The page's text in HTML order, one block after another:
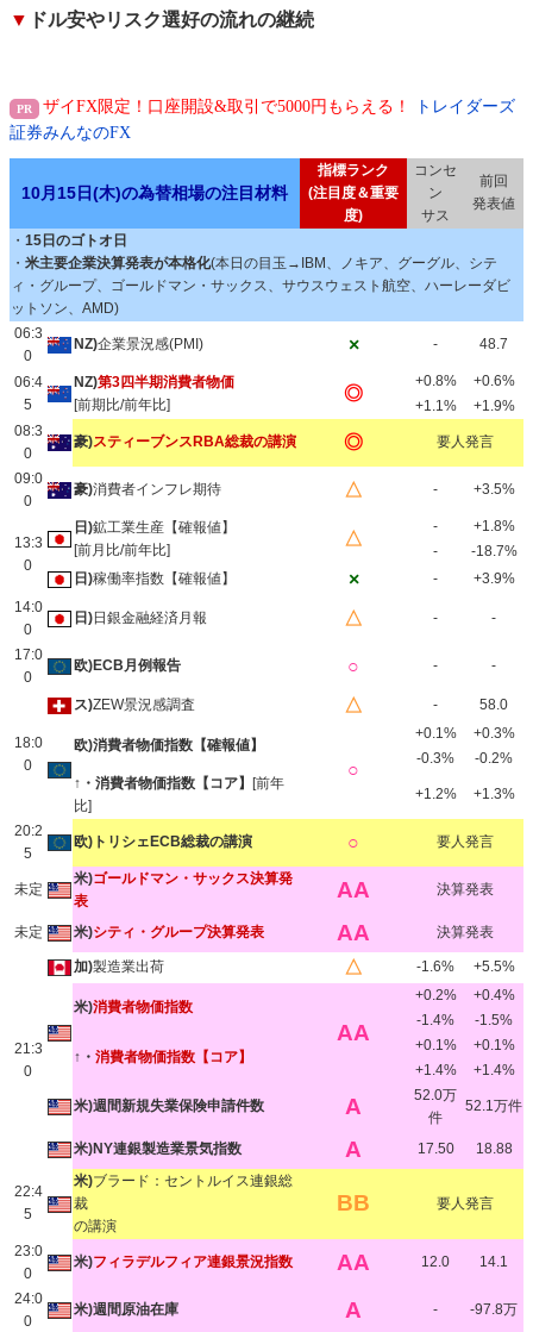
▼ ドル安やリスク選好の流れの継続
ザイFX限定！口座開設&取引で5000円もらえる！
トレイダーズ
証券みんなのFX
10月15日(木)の為替相場の注目材料
指標ランク
(注目度＆重要
度)
コンセ
ン
サス
前回
発表値
・ 15日のゴトオ日
・ 米主要企業決算発表が本格化(本日の目玉→IBM、ノキア、グーグル、シテ
ィ・グループ、ゴールドマン・サックス、サウスウェスト航空、ハーレーダビ
ットソン、AMD)
06:3
0
NZ)企業景況感(PMI) × - 48.7
06:4
5
NZ)第3四半期消費者物価
[前期比/前年比]
◎
+0.8%
+0.6%
+1.1%
+1.9%
08:3
0
豪)スティーブンスRBA総裁の講演 ◎ 要人発言
09:0
0
豪)消費者インフレ期待 △ - +3.5%
13:3
0
日)鉱工業生産【確報値】
[前月比/前年比]
△
-
+1.8%
-
-18.7%
日)稼働率指数【確報値】 × -
+3.9%
14:0
0
日)日銀金融経済月報 △ - -
17:0
0
欧)ECB月例報告 ○ - -
18:0
0
ス)ZEW景況感調査 △ - 58.0
欧)消費者物価指数【確報値】
○
+0.1%
+0.3%
-0.3%
-0.2%
↑・消費者物価指数【コア】
[前年
比]
+1.2% +1.3%
20:2
5
欧)トリシェECB総裁の講演 ○ 要人発言
未定
米)ゴールドマン・サックス決算発
表
AA 決算発表
未定 米)シティ・グループ決算発表 AA 決算発表
21:3
0
加)製造業出荷 △ -1.6% +5.5%
米)消費者物価指数
AA
+0.2%
+0.4%
-1.4%
-1.5%
↑・ 消費者物価指数【コア】
+0.1%
+0.1%
+1.4%
+1.4%
米)週間新規失業保険申請件数 A
52.0万
件
52.1万件
米)NY連銀製造業景気指数 A 17.50 18.88
22:4
5
米)ブラード：セントルイス連銀総
裁
の講演
BB 要人発言
23:0
0
米)フィラデルフィア連銀景況指数 AA 12.0 14.1
24:0
0
米)週間原油在庫 A - -97.8万